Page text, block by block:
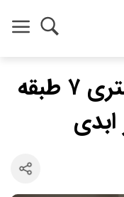
فروش آپارتمان ۹۵متری ۷ طبقه
ابدی